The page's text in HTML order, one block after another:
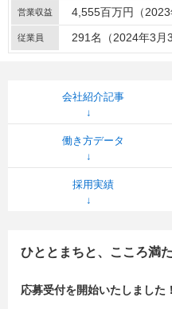
営業収益 4,555百万円（2023
従業員 291名（2024年3月
会社紹介記事
働き方データ
採用実績
ひととまちと、こころ満
応募受付を開始いたしました！